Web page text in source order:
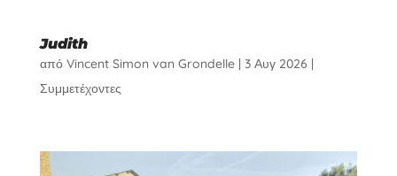
Judith
από Vincent Simon van Grondelle| 3 Αυγ 2026 |
Συμμετέχοντες